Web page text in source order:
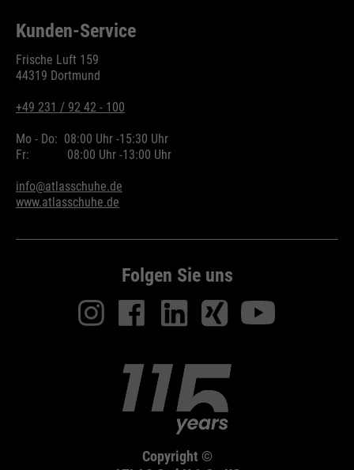
Kunden-Service
Frische Luft 159
44319 Dortmund
+49 231 / 92 42 - 100
Mo - Do: 08:00 Uhr -15:30 Uhr
Fr:
08:00 Uhr -13:00 Uhr
info@atlasschuhe.de
www.atlasschuhe.de
Folgen Sie uns
Copyright ©